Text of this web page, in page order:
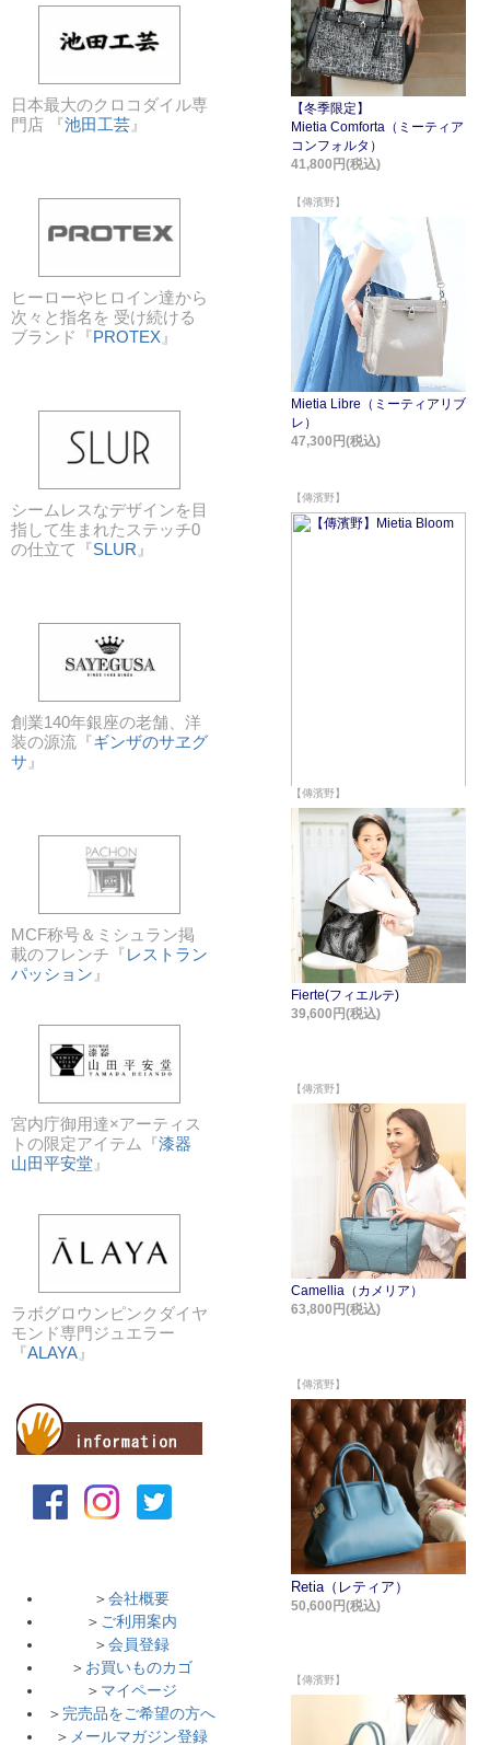
日本最大のクロコダイル専
門店 『池田工芸 』
ヒーローやヒロイン達から
次々と指名を 受け続ける
ブランド『PROTEX 』
シームレスなデザインを目
指して生まれたステッチ0
の仕立て『SLUR 』
創業140年銀座の老舗、洋
装の源流『ギンザのサヱグ
サ 』
MCF称号＆ミシュラン掲
載のフレンチ『レストラン
パッション 』
宮内庁御用達×アーティス
トの限定アイテム『漆器
山田平安堂 』
ラボグロウンピンクダイヤ
モンド専門ジュエラー
『ALAYA 』
＞会社概要
＞ ご利用案内
＞会員登録
＞ お買いものカゴ
＞ マイページ
＞ 完売品をご希望の方へ
＞ メールマガジン登録